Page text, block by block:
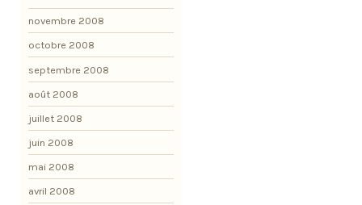
novembre 2008
octobre 2008
septembre 2008
août 2008
juillet 2008
juin 2008
mai 2008
avril 2008